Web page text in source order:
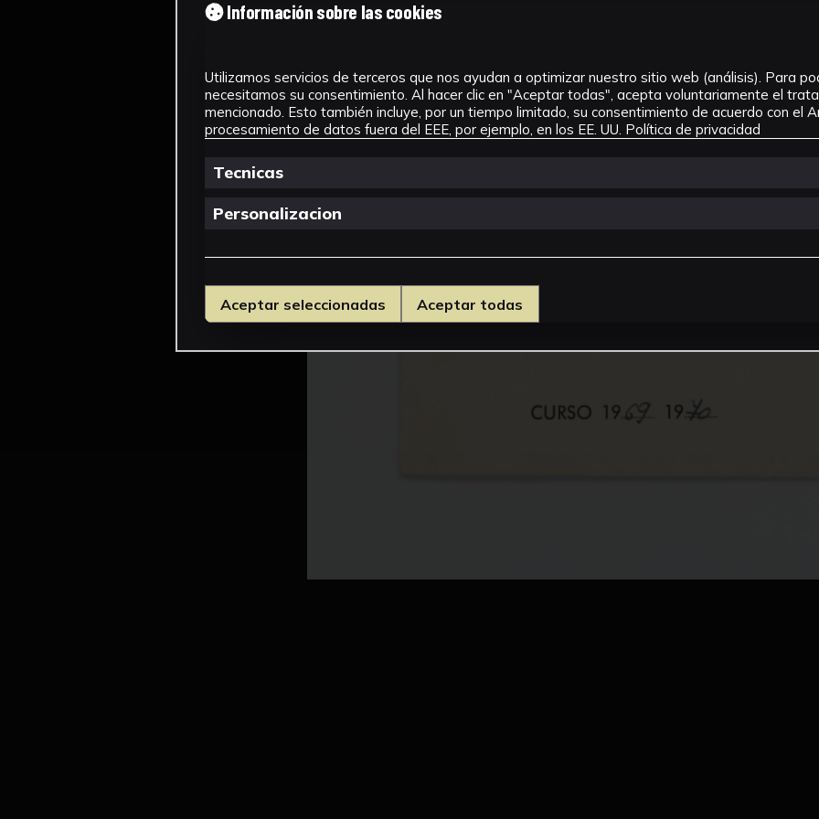
Información sobre las cookies
Utilizamos servicios de terceros que nos ayudan a optimizar nuestro sitio web (análisis). Para
necesitamos su consentimiento. Al hacer clic en "Aceptar todas", acepta voluntariamente el
mencionado. Esto también incluye, por un tiempo limitado, su consentimiento de acuerdo con el
procesamiento de datos fuera del EEE, por ejemplo, en los EE. UU. Política de privacidad
Tecnicas
Personalizacion
Aceptar seleccionadas Aceptar todas